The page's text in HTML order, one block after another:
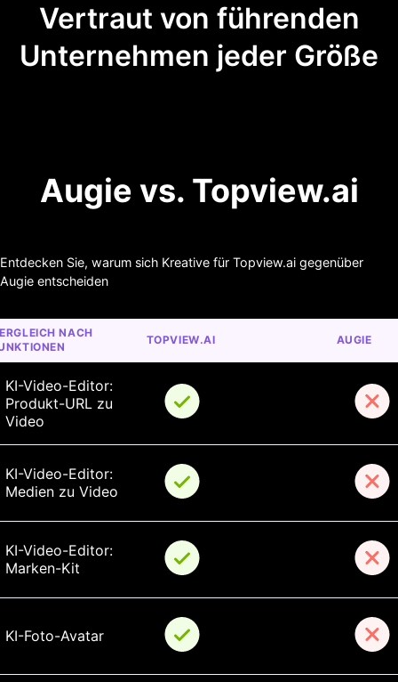
Vertraut von führenden
Unternehmen jeder Größe
Augie vs. Topview.ai
Entdecken Sie, warum sich Kreative für Topview.ai gegenüber
Augie entscheiden
NACH
TOPVIEW.AI AUGIE
KI-Video-Editor:
Produkt-URL zu
Video
KI-Video-Editor:
Medien zu Video
KI-Video-Editor:
Marken-Kit
KI-Foto-Avatar